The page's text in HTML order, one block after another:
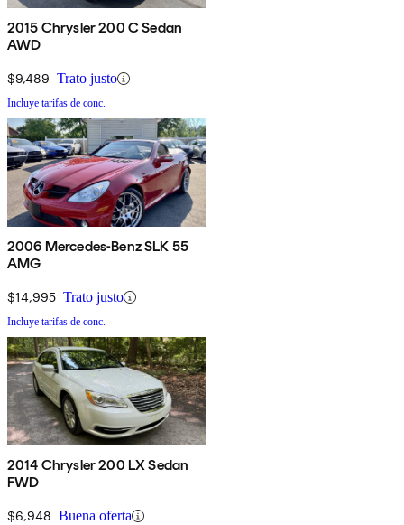
2015 Chrysler 200 C Sedan
AWD
$9,489 Trato justo
Incluye tarifas de conc.
2006 Mercedes-Benz SLK 55
AMG
$14,995 Trato justo
Incluye tarifas de conc.
2014 Chrysler 200 LX Sedan
FWD
$6,948 Buena oferta